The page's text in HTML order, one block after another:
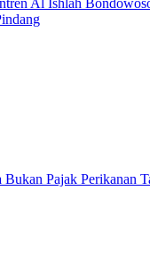
Bukan Pajak Perikanan